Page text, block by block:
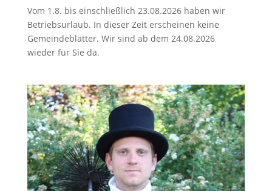
Vom 1.8. bis einschließlich 23.08.2026 haben wir
Betriebsurlaub. In dieser Zeit erscheinen keine
Gemeindeblätter. Wir sind ab dem 24.08.2026
wieder für Sie da.